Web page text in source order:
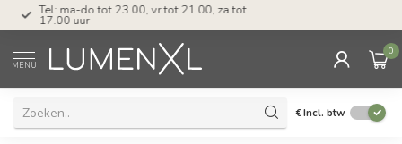
Tel: ma-do tot 23.00, vr tot 21.00, za tot
17.00 uur
MENU
0
€Incl. btw